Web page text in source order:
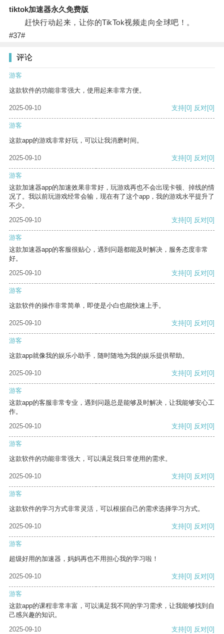
tiktok加速器永久免费版
赶快行动起来，让你的TikTok视频走向全球吧！。
#37#
评论
游客
这款软件的功能非常强大，使用起来非常方便。
2025-09-10 支持[0] 反对[0]
游客
这款app的游戏非常好玩，可以让我消磨时间。
2025-09-10 支持[0] 反对[0]
游客
这款加速器app的加速效果非常好，玩游戏再也不会出现卡顿、掉线的情
况了。我以前玩游戏经常会输，现在有了这个app，我的游戏水平提升了
不少。
2025-09-10
支持[0] 反对[0]
游客
这款加速器app的客服很贴心，遇到问题都能及时解决，服务态度非常
好。
2025-09-10
支持[0] 反对[0]
游客
这款软件的操作非常简单，即使是小白也能快速上手。
2025-09-10 支持[0] 反对[0]
游客
这款app就像我的娱乐小助手，随时随地为我的娱乐提供帮助。
2025-09-10 支持[0] 反对[0]
游客
这款app的客服非常专业，遇到问题总是能够及时解决，让我能够安心工
作。
2025-09-10
支持[0] 反对[0]
游客
这款软件的功能非常强大，可以满足我日常使用的需求。
2025-09-10 支持[0] 反对[0]
游客
这款软件的学习方式非常灵活，可以根据自己的需求选择学习方式。
2025-09-10 支持[0] 反对[0]
游客
超级好用的加速器，妈妈再也不用担心我的学习啦！
2025-09-10 支持[0] 反对[0]
游客
这款app的课程非常丰富，可以满足我不同的学习需求，让我能够找到自
己感兴趣的知识。
2025-09-10
支持[0] 反对[0]